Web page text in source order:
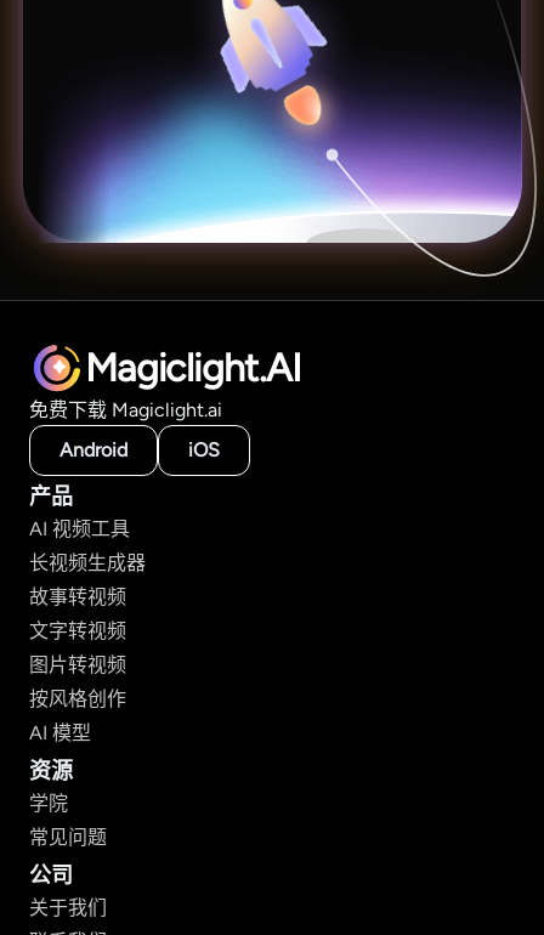
Magiclight.AI
免费下载 Magiclight.ai
Android
iOS
产品
AI 视频工具
长视频生成器
故事转视频
文字转视频
图片转视频
按风格创作
AI 模型
资源
学院
常见问题
公司
关于我们